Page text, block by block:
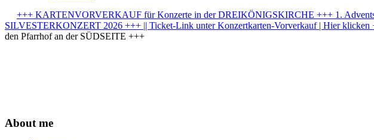
+++ KARTENVORVERKAUF für Konzerte in der DREIKÖNIGSKIRCHE +++ 1.
SILVESTERKONZERT 2026 +++ || Ticket-Link unter Konzertkarten-Vorverkauf | Hier klicken
den Pfarrhof an der SÜDSEITE +++
About me